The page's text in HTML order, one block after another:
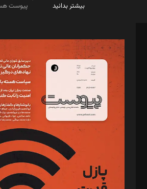
بیشتر بدانید
پیوست
مدیر مسئول: محمدباقر اثنی‌عشری
سردبیر: مهرک محمودی
دبیر تحریریه: میثم قاسمی
د‌بیر ناداستان: سمانه سمیع
د‌بیر خدمت و تجارت: ابوالفضل رجبی
د‌بیر حقوق فناوری: حسام‌الدین ایپکچی
د‌بیر پیوست جهان: مینا پاکدل
د‌بیر تحریریه آنلاین: بابک نقاش
تحریریه‌: مجتبی محمود‌ی، آرش برهمند، یسنا
مصطفی مسجدی آرانی، ابوالفضل رجبی، زهرا